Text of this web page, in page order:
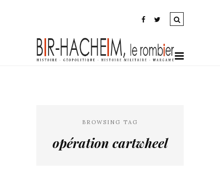
BROWSING TAG
opération cartwheel